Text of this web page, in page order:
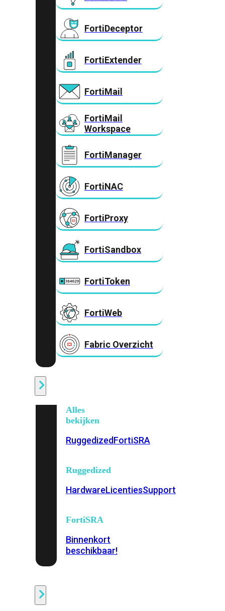
FortiDeceptor
FortiExtender
FortiMail
FortiMail
Workspace
FortiManager
FortiNAC
FortiProxy
FortiSandbox
FortiToken
FortiWeb
Fabric Overzicht
Alles
bekijken
RuggedizedFortiSRA
Ruggedized
HardwareLicentiesSupport
FortiSRA
Binnenkort
beschikbaar!